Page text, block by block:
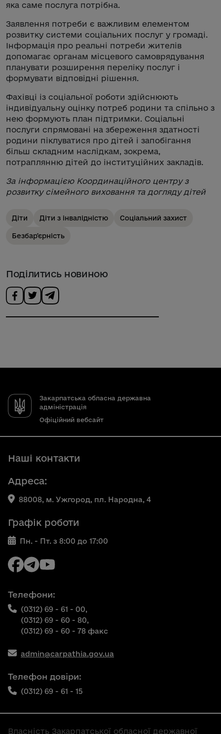
яка саме послуга потрібна.
Заявлення потреби є важливим елементом
розвитку системи соціальних послуг у громаді.
Інформація про реальні потреби жителів
допомагає органам місцевого самоврядування
планувати розширення переліку послуг і
формувати відповідні рішення.
Фахівці із соціальної роботи здійснюють
індивідуальну оцінку потреб родини та спільно з
нею формують план підтримки. Соціальні
послуги спрямовані на збереження здатності
родини піклуватися про дітей і запобігання
більш складним наслідкам, зокрема,
потраплянню дітей до інституційних закладів.
За інформацією Координаційного центру з
розвитку сімейного виховання та догляду дітей
Діти Діти з інвалідністю Соціальний захист
Безбарʼєрність
Поділитись новиною
Закарпатська обласна державна
адміністрація
Офіційний вебсайт
Наші контакти
Адреса:
88008, м. Ужгород, пл. Народна, 4
Графік роботи
Пн. - Пт. з 8:00 до 17:00
Телефони:
(0312) 69 - 61 - 00,
(0312) 69 - 60 - 80,
(0312) 69 - 60 - 78 факс
admin@carpathia.gov.ua
Телефон довіри:
(0312) 69 - 61 - 15
Власність Закарпатської обласної державної